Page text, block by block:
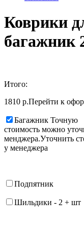
Коврики
багажник
Итого:
1810 р.Перейти к
Багажник Точную
стоимость можно
менджера.Уточнить
у менеджера
Подпятник
Шильдики - 2 + шт